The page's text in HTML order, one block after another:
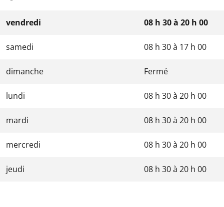
vendredi 08 h 30à 20 h 00
samedi 08 h 30à 17 h 00
dimanche Fermé
lundi 08 h 30à 20 h 00
mardi 08 h 30à 20 h 00
mercredi 08 h 30à 20 h 00
jeudi 08 h 30à 20 h 00